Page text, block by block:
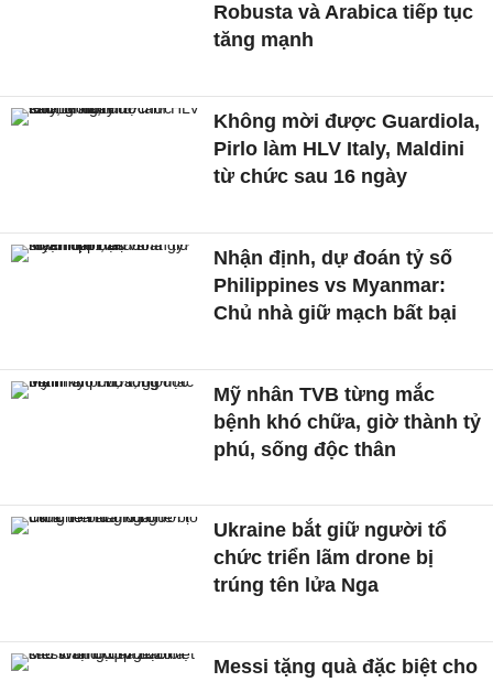
Robusta và Arabica tiếp tục
tăng mạnh
Không mời được Guardiola,
Pirlo làm HLV Italy, Maldini
từ chức sau 16 ngày
Nhận định, dự đoán tỷ số
Philippines vs Myanmar:
Chủ nhà giữ mạch bất bại
Mỹ nhân TVB từng mắc
bệnh khó chữa, giờ thành tỷ
phú, sống độc thân
Ukraine bắt giữ người tổ
chức triển lãm drone bị
trúng tên lửa Nga
Messi tặng quà đặc biệt cho